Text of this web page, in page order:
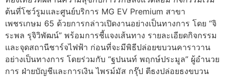
ต้นที่โชว์รูมและศูนย์บริการ MG EV Premium สาขา
เพชรเกษม 65 ด้วยการกล่าวเปิดงานอย่างเป็นทางการ โดย “จิ
ระพล รุจิวิพัฒน์” พร้อมการชี้แจงเส้นทาง รายละเอียดกิจกรรม
และจุดสถานีชาร์จไฟฟ้า ก่อนที่จะมีพิธีปล่อยขบวนคาราวาน
อย่างเป็นทางการ โดยร่วมกับ “ฐปนนท์ พฤกษ์ประมูล” ผู้อำนวย
การ ฝ่ายบัญชีและการเงิน ไพรม์มัส กรุ๊ป ตีธงปล่อยธงขบวน